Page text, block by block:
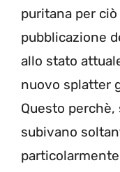
puritana per
pubblicazione
allo stato
nuovo splatter
Questo
subivano